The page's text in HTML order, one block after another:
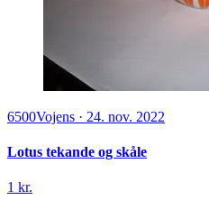
6500Vojens · 24. nov. 2022
Lotus tekande og skåle
1 kr.